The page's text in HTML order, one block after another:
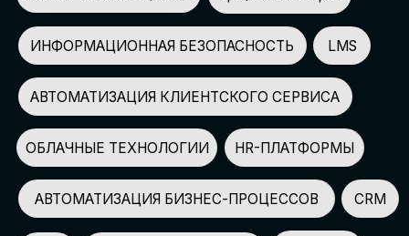
НЕЙРОСЕТИ ДЛЯ БИЗНЕСА AI-АССИСТЕНТЫ
СПИКЕРОВ
150+
ПАРТНЕРОВ
100+